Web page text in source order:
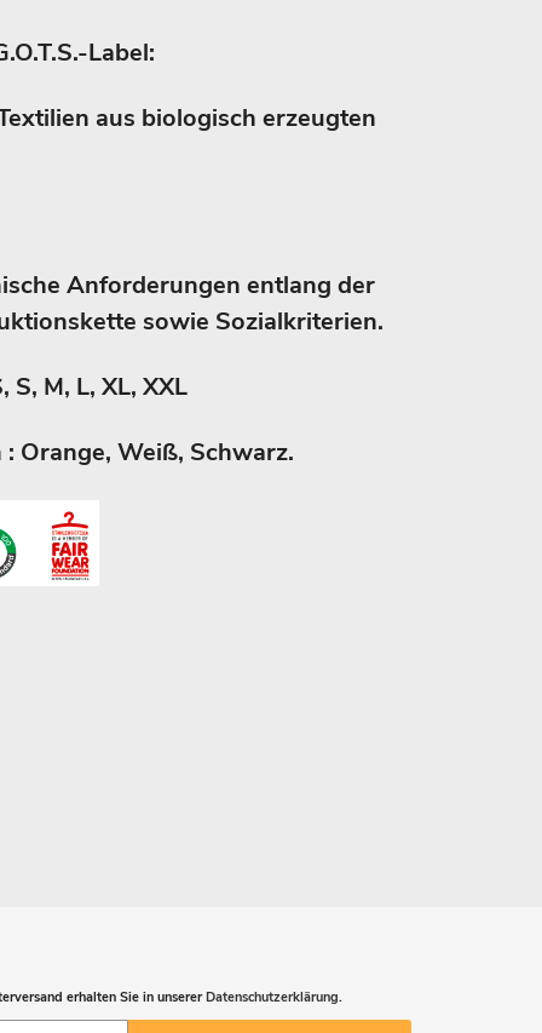
Label:
aus biologisch erzeugten
Anforderungen entlang der
sowie Sozialkriterien.
M, L, XL, XXL
Orange, Weiß, Schwarz.
erhalten Sie in unsererDatenschutzerklärung.